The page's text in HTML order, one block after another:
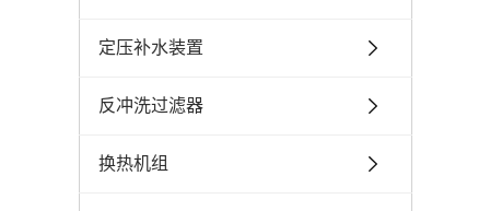
定压补水装置
反冲洗过滤器
换热机组